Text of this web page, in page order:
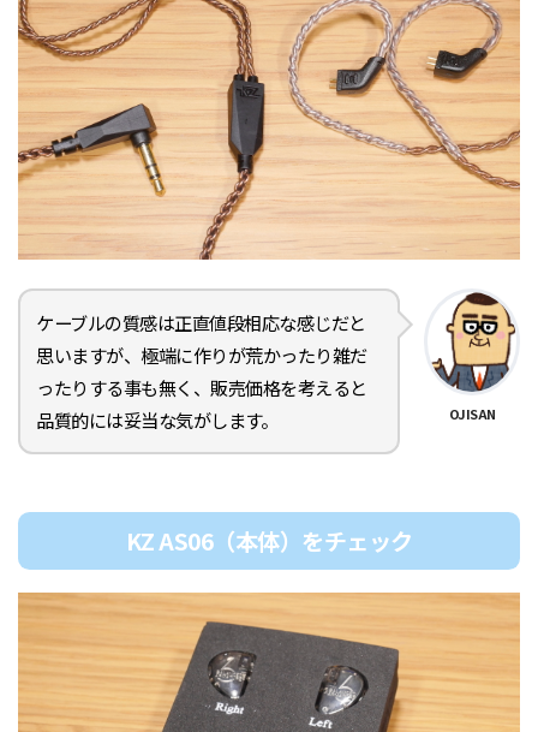
ケーブルの質感は正直値段相応な感じだと
思いますが、極端に作りが荒かったり雑だ
ったりする事も無く、販売価格を考えると
品質的には妥当な気がします。
OJISAN
KZ AS06（本体）をチェック